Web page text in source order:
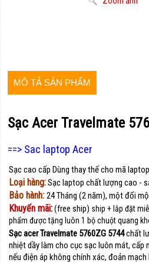
MÔ TẢ SẢN PHẨM
Sạc Acer Travelmate
==> Sac laptop Acer
Sạc cao cấp Dùng thay thế cho mã
Loại hàng:Sạc laptop chất lượng cao -
Bảo hành:24 Tháng (2 năm), một đổi
Khuyến mãi:(free ship) ship + lắp đặt
phẩm được tặng luôn1 bộ chuột quang
Sạc acer Travelmate 5760ZG 5744chất
nhiệt dầy làm cho cục sạc luôn mát,
nếu điện áp không chính xác, đoản